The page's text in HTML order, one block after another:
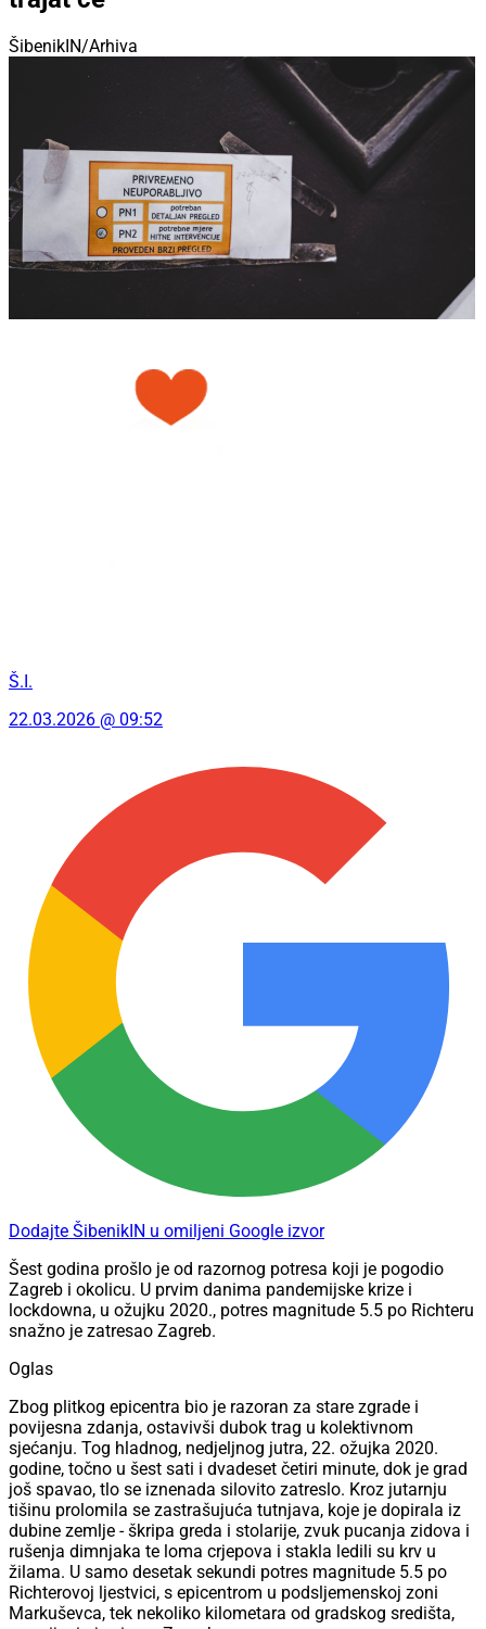
ŠibenikIN/Arhiva
Š.I.
22.03.2026 @ 09:52
Dodajte ŠibenikIN u omiljeni Google izvor
Šest godina prošlo je od razornog potresa koji je pogodio
Zagreb i okolicu. U prvim danima pandemijske krize i
lockdowna, u ožujku 2020., potres magnitude 5.5 po Richteru
snažno je zatresao Zagreb.
Oglas
Zbog plitkog epicentra bio je razoran za stare zgrade i
povijesna zdanja, ostavivši dubok trag u kolektivnom
sjećanju. Tog hladnog, nedjeljnog jutra, 22. ožujka 2020.
godine, točno u šest sati i dvadeset četiri minute, dok je grad
još spavao, tlo se iznenada silovito zatreslo. Kroz jutarnju
tišinu prolomila se zastrašujuća tutnjava, koje je dopirala iz
dubine zemlje - škripa greda i stolarije, zvuk pucanja zidova i
rušenja dimnjaka te loma crjepova i stakla ledili su krv u
žilama. U samo desetak sekundi potres magnitude 5.5 po
Richterovoj ljestvici, s epicentrom u podsljemenskoj zoni
Markuševca, tek nekoliko kilometara od gradskog središta,